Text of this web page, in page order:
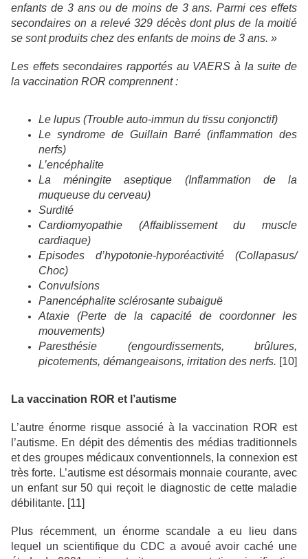
enfants de 3 ans ou de moins de 3 ans. Parmi ces effets
secondaires on a relevé 329 décès dont plus de la moitié
se sont produits chez des enfants de moins de 3 ans. »
Les effets secondaires rapportés au VAERS à la suite de
la vaccination ROR comprennent :
Le lupus (Trouble auto-immun du tissu conjonctif)
Le syndrome de Guillain Barré (inflammation des
nerfs)
L’encéphalite
La méningite aseptique (Inflammation de la
muqueuse du cerveau)
Surdité
Cardiomyopathie (Affaiblissement du muscle
cardiaque)
Episodes d’hypotonie-hyporéactivité (Collapasus/
Choc)
Convulsions
Panencéphalite sclérosante subaiguë
Ataxie (Perte de la capacité de coordonner les
mouvements)
Paresthésie (engourdissements, brûlures,
picotements, démangeaisons, irritation des nerfs. [10]
La vaccination ROR et l’autisme
L’autre énorme risque associé à la vaccination ROR est
l’autisme. En dépit des démentis des médias traditionnels
et des groupes médicaux conventionnels, la connexion est
très forte. L’autisme est désormais monnaie courante, avec
un enfant sur 50 qui reçoit le diagnostic de cette maladie
débilitante. [11]
Plus récemment, un énorme scandale a eu lieu dans
lequel un scientifique du CDC a avoué avoir caché une